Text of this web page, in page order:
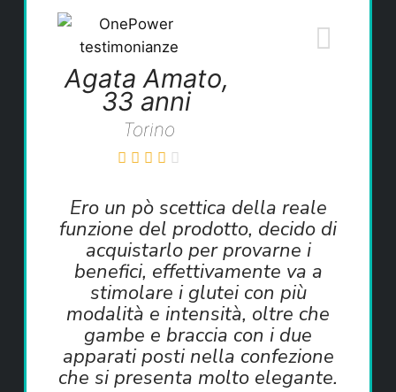
Agata Amato,
33 anni
Torino
Ero un pò scettica della reale
funzione del prodotto, decido di
acquistarlo per provarne i
benefici, effettivamente va a
stimolare i glutei con più
modalità e intensità, oltre che
gambe e braccia con i due
apparati posti nella confezione
che si presenta molto elegante.